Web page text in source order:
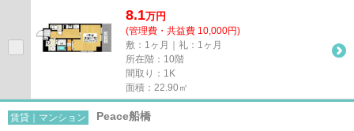
8.1万円
(管理費・共益費 10,000円)
敷：1ヶ月｜礼：1ヶ月
所在階：10階
間取り：1K
面積：22.90㎡
賃貸｜マンション Peace船橋